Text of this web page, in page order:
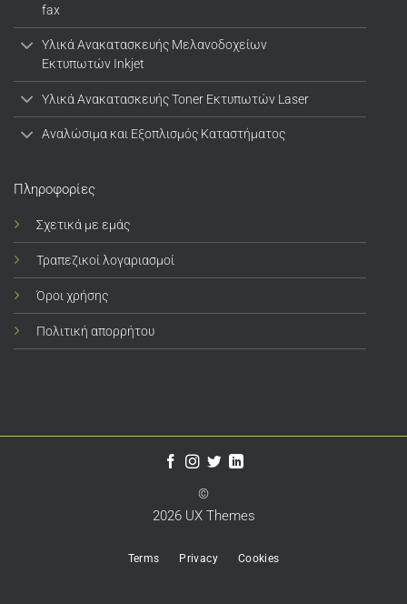
fax
Υλικά Ανακατασκευής Μελανοδοχείων
Εκτυπωτών Inkjet
Υλικά Ανακατασκευής Toner Εκτυπωτών Laser
Αναλώσιμα και Εξοπλισμός Καταστήματος
Πληροφορίες
Σχετικά με εμάς
Τραπεζικοί λογαριασμοί
Όροι χρήσης
Πολιτική απορρήτου
©
2026 UX Themes
Terms Privacy Cookies